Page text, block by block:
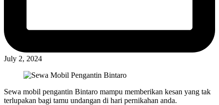
July 2, 2024
Sewa mobil pengantin Bintaro mampu memberikan kesan yang tak
terlupakan bagi tamu undangan di hari pernikahan anda.